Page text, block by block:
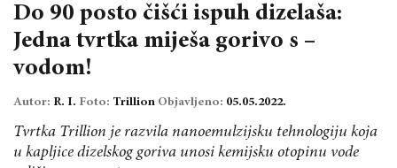
Do 90 posto čišći ispuh dizelaša:
Jedna tvrtka miješa gorivo s –
vodom!
Autor: R. I. Foto: Trillion Objavljeno: 05.05.2022.
Tvrtka Trillion je razvila nanoemulzijsku tehnologiju koja
u kapljice dizelskog goriva unosi kemijsku otopinu vode